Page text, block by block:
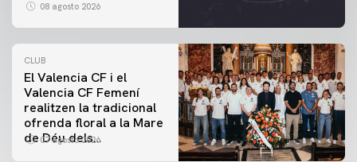
08 agosto 2026
CLUB
El Valencia CF i el
Valencia CF Femení
realitzen la tradicional
ofrenda floral a la Mare
de Déu dels
07 agosto 2026